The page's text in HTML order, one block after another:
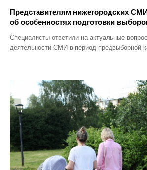
Представителям нижегородских
об особенностях подготовки
Специалисты ответили на актуальные
деятельности СМИ в период предвыборной